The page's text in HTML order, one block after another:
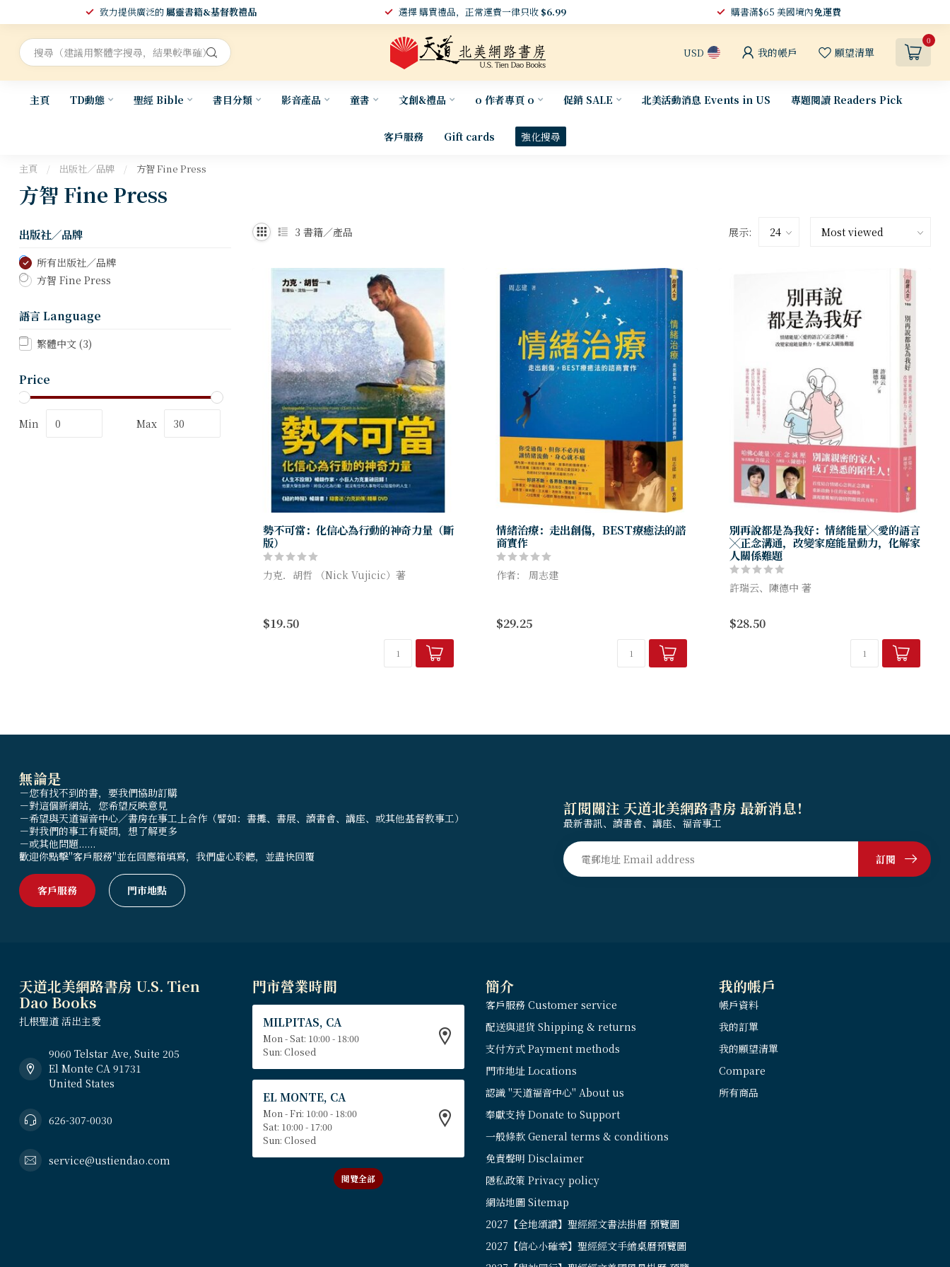
致力提供廣泛的屬靈書籍&基督教禮品 選擇 購買禮品，正常運費一律只收 $6.99 購書滿$65 美國境內免運費
USD 我的帳戶 願望清單
0
主頁 TD動態 聖經 Bible 書目分類 影音產品 童書 文創&禮品 o 作者專頁 o 促銷 SALE 北美活動消息 Events in US 專題閱讀 Readers Pick
客戶服務 Gift cards 強化搜尋
主頁 / 出版社／品牌 / 方智 Fine Press
方智 Fine Press
出版社／品牌
所有出版社／品牌
方智 Fine Press
語言 Language
繁體中文 (3)
Price
Min Max
3 書籍／產品 展示:
勢不可當：化信心為行動的神奇力量（斷
版）
力克．胡哲 （Nick Vujicic）著
就沒有任何人事物可以阻擋你的人生！
$19.50
情緒治療：走出創傷，BEST療癒法的諮
商實作
作者： 周志建
國內第一本結合身體、情緒、故事的創
周志建繼《擁抱不完美》《把自...
$29.25
別再說都是為我好：情緒能量╳愛的語言
╳正念溝通，改變家庭能量動力，化解家
人關係難題
許瑞云、陳德中 著
減壓」台灣第一人陳德中，首度結合情緒心
念與正念溝通，帶領你重新啟動卡住的家庭
$28.50
無論是
－您有找不到的書，要我們協助訂購
－對這個新網站，您希望反映意見
－希望與天道福音中心／書房在事工上合作（譬如：書攤、書展、讀書會、講座、或其他基督教事工）
－對我們的事工有疑問，想了解更多
－或其他問題......
歡迎你點擊"客戶服務"並在回應箱填寫，我們虛心聆聽，並盡快回覆
客戶服務 門市地點
訂閱關注 天道北美網路書房 最新消息！
最新書訊、讀書會、講座、福音事工
訂閱
天道北美網路書房 U.S. Tien
Dao Books
扎根聖道 活出主愛
9060 Telstar Ave, Suite 205
El Monte CA 91731
United States
626-307-0030
service@ustiendao.com
門市營業時間
MILPITAS, CA
Mon - Sat: 10:00 - 18:00
Sun: Closed
EL MONTE, CA
Mon - Fri: 10:00 - 18:00
Sat: 10:00 - 17:00
Sun: Closed
閱覽全部
簡介
客戶服務 Customer service
配送與退貨 Shipping & returns
支付方式 Payment methods
門市地址 Locations
認識 "天道福音中心" About us
奉獻支持 Donate to Support
一般條款 General terms & conditions
免責聲明 Disclaimer
隱私政策 Privacy policy
網站地圖 Sitemap
2027【全地頌讚】聖經經文書法掛曆 預覽圖
2027【信心小確幸】聖經經文手繪桌曆預覽圖
我的帳戶
帳戶資料
我的訂單
我的願望清單
Compare
所有商品